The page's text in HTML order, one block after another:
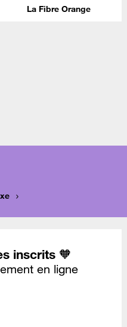
La Fibre Orange
inscrits 🧡
en ligne